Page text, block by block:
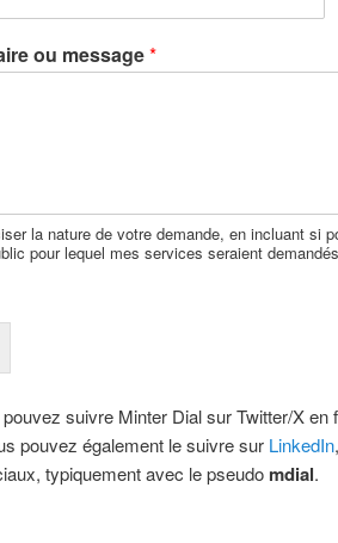
ou message*
la nature de votre demande, en incluant si
pour lequel mes services seraient
suivre Minter Dial sur Twitter/X en
pouvez également le suivre sur LinkedIn,
typiquement avec le pseudo mdial.